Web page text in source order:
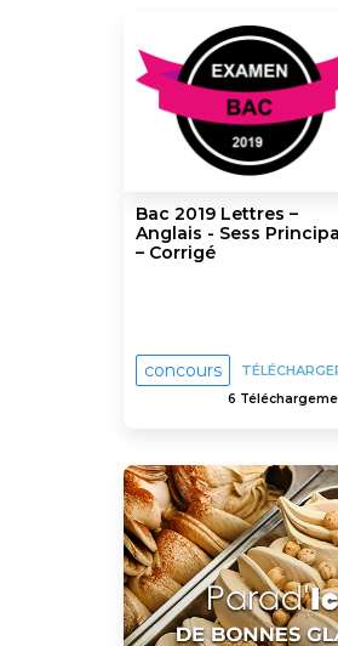
Bac 2019 Lettres –
Anglais - Sess
– Corrigé
concours
6